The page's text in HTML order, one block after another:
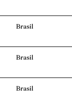
Brasil
Brasil
Brasil